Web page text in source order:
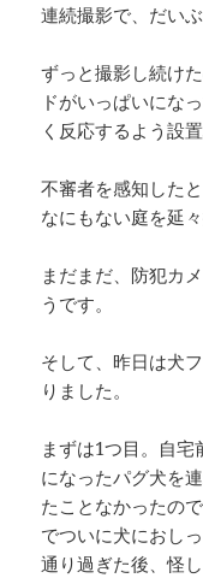
連続撮影で、だい
ずっと撮影し続け
ドがいっぱいにな
く反応するよう設
不審者を感知した
なにもない庭を延
まだまだ、防犯カ
うです。
そして、昨日は犬
りました。
まずは1つ目。自宅
になったパグ犬を
たことなかったの
でついに犬におし
通り過ぎた後、怪